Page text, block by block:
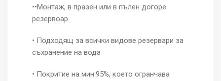
••Монтаж, в празен или в пълен догоре
резервоар
• Подходящ за всички видове резервари за
съхранение на вода
• Покритие на мин.95%, което огранчава